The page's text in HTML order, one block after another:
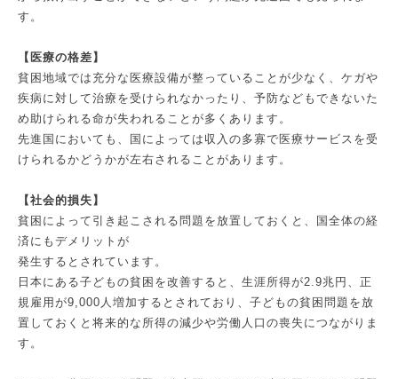
す。
【医療の格差】
貧困地域では充分な医療設備が整っていることが少なく、ケガや
疾病に対して治療を受けられなかったり、予防などもできないた
め助けられる命が失われることが多くあります。
先進国においても、国によっては収入の多寡で医療サービスを受
けられるかどうかが左右されることがあります。
【社会的損失】
貧困によって引き起こされる問題を放置しておくと、国全体の経
済にもデメリットが
発生するとされています。
日本にある子どもの貧困を改善すると、生涯所得が2.9兆円、正
規雇用が9,000人増加するとされており、子どもの貧困問題を放
置しておくと将来的な所得の減少や労働人口の喪失につながりま
す。